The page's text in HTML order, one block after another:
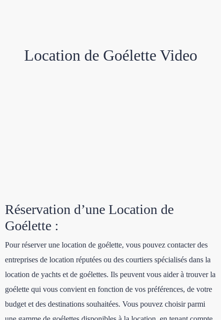
Location de Goélette Video
Réservation d’une Location de
Goélette :
Pour réserver une location de goélette, vous pouvez contacter des
entreprises de location réputées ou des courtiers spécialisés dans la
location de yachts et de goélettes. Ils peuvent vous aider à trouver la
goélette qui vous convient en fonction de vos préférences, de votre
budget et des destinations souhaitées. Vous pouvez choisir parmi